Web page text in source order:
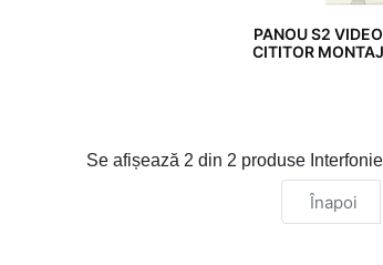
PANOU S2
CITITOR
Se afișează 2 din 2 produse
Înapoi